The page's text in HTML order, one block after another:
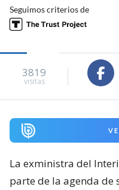
Seguimos criterios de
3819
visitas
La exministra del
parte de la agenda